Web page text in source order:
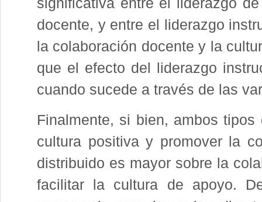
docente, y entre el liderazgo
la colaboración docente y la
que el efecto del liderazgo
cuando sucede a través de las
Finalmente, si bien, ambos
cultura positiva y promover la
distribuido es mayor sobre la
facilitar la cultura de apoyo.